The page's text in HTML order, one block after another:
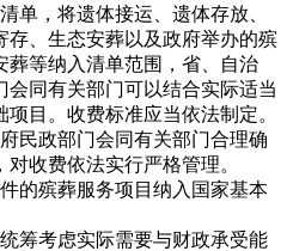
单，将遗体接运、遗体存放、
存、生态安葬以及政府举办的殡
葬等纳入清单范围，省、自治
会同有关部门可以结合实际适当
目。收费标准应当依法制定。
民政部门会同有关部门合理确
收费依法实行严格管理。
的殡葬服务项目纳入国家基本
筹考虑实际需要与财政承受能